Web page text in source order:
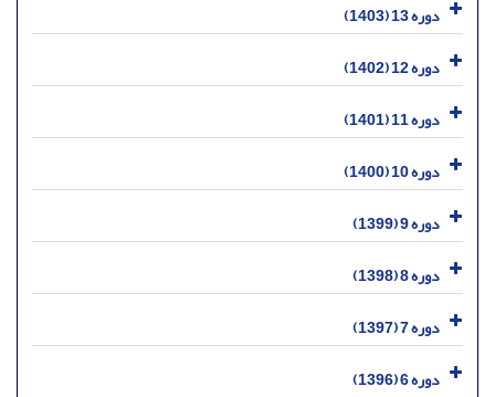
دوره 13 (1403)
دوره 12 (1402)
دوره 11 (1401)
دوره 10 (1400)
دوره 9 (1399)
دوره 8 (1398)
دوره 7 (1397)
دوره 6 (1396)